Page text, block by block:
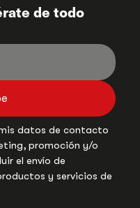
de todo
datos de contacto
promoción y/o
el envío de
y servicios de